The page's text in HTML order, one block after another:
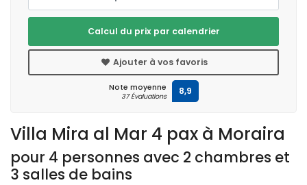
Villa Mira al Mar 4 pax à Moraira
pour 4 personnes avec 2 chambres et
3 salles de bains
Calcul du prix par calendrier
Ajouter à vos favoris
Note moyenne
37 Évaluations 8,9